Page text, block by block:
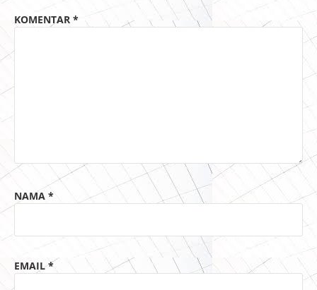
KOMENTAR *
NAMA *
EMAIL*